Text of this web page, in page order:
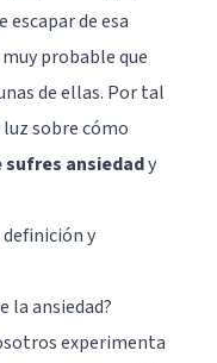
de esa
probable que
de ellas. Por tal
sobre cómo
sufres ansiedady
y
la ansiedad?
experimenta